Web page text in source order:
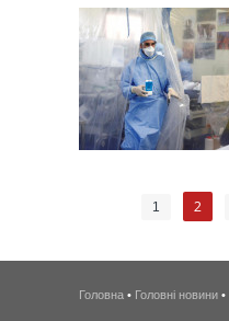
1 2
Головна • Головні новини •